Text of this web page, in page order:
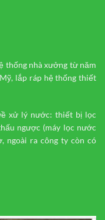
thống nhà xưởng từ năm
lắp ráp hệ thống thiết
xử lý nước: thiết bị lọc
ngược (máy lọc nước
ngoài ra công ty còn có